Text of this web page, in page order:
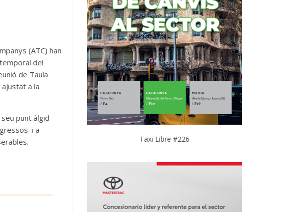
(ATC) han
del
de Taula
a la
punt àlgid
i a
Taxi Libre #226